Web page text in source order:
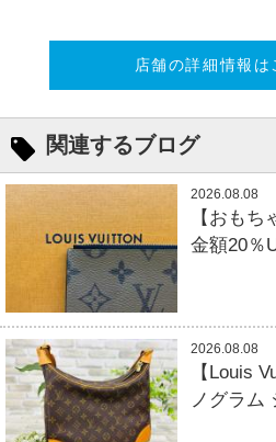
店舗の詳細情報は
関連するブログ
2026.08.08
【おも
金額20％
2026.08.08
【Louis
ノグラム